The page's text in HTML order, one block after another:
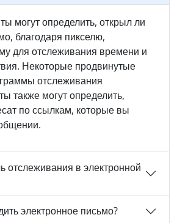
могут определить, открыл ли
благодаря пикселю,
для отслеживания времени и
Некоторые продвинутые
отслеживания
также могут определить,
по ссылкам, которые вы
отслеживания в электронной
электронное письмо?